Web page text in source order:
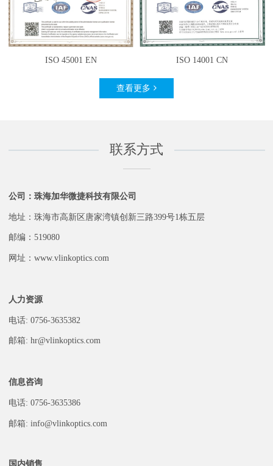
ISO 45001 EN ISO 14001 CN
查看更多
联系方式
公司：珠海加华微捷科技有限公司
地址：珠海市高新区唐家湾镇创新三路399号1栋五层
邮编：519080
网址： www.vlinkoptics.com
人力资源
电话: 0756-3635382
邮箱: hr@vlinkoptics.com
信息咨询
电话: 0756-3635386
邮箱: info@vlinkoptics.com
国内销售